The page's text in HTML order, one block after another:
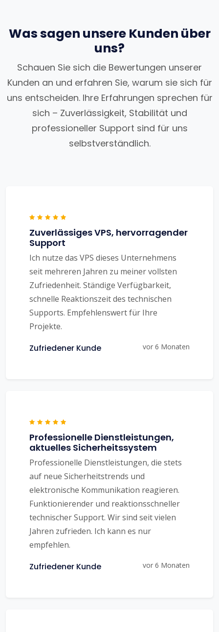
Was sagen unsere Kunden über
uns?
Schauen Sie sich die Bewertungen unserer
Kunden an und erfahren Sie, warum sie sich für
uns entscheiden. Ihre Erfahrungen sprechen für
sich – Zuverlässigkeit, Stabilität und
professioneller Support sind für uns
selbstverständlich.
Zuverlässiges VPS, hervorragender
Support
Ich nutze das VPS dieses Unternehmens
seit mehreren Jahren zu meiner vollsten
Zufriedenheit. Ständige Verfügbarkeit,
schnelle Reaktionszeit des technischen
Supports. Empfehlenswert für Ihre
Projekte.
Zufriedener Kunde vor 6 Monaten
Professionelle Dienstleistungen,
aktuelles Sicherheitssystem
Professionelle Dienstleistungen, die stets
auf neue Sicherheitstrends und
elektronische Kommunikation reagieren.
Funktionierender und reaktionsschneller
technischer Support. Wir sind seit vielen
Jahren zufrieden. Ich kann es nur
empfehlen.
Zufriedener Kunde vor 6 Monaten